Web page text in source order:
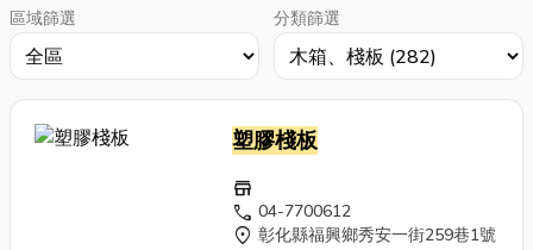
區域篩選 分類篩選
塑膠棧板
store
call 04-7700612
location_on 彰化縣福興鄉秀安一街259巷1號